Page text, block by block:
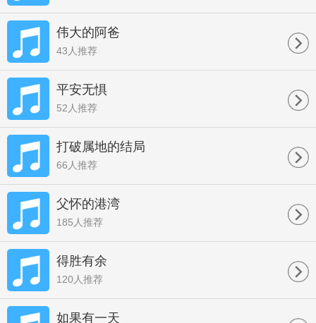
伟大的阿爸
43人推荐
平安无惧
52人推荐
打破属地的结局
66人推荐
父怀的港湾
185人推荐
得胜有余
120人推荐
如果有一天